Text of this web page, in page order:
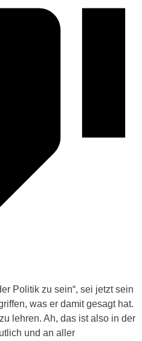
Politik zu sein“, sei jetzt sein
was er damit gesagt hat.
lehren. Ah, das ist also in der
und an aller